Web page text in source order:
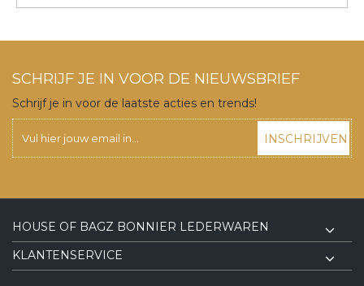
SCHRIJF JE IN VOOR DE NIEUWSBRIEF
Schrijf je in voor de laatste acties en trends!
INSCHRIJVEN
HOUSE OF BAGZ BONNIER LEDERWAREN
KLANTENSERVICE